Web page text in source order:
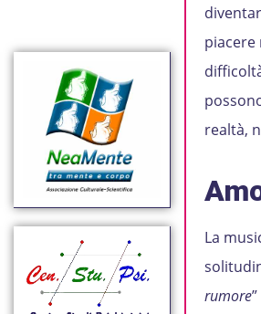
piacere
realtà,
La
rumore